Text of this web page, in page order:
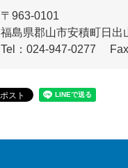
〒963-0101
福島県郡山市安積町日出
Tel：024-947-0277